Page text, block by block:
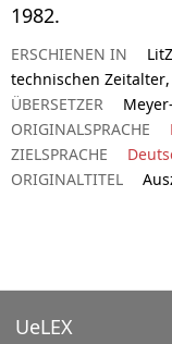
1982.
ERSCHIENEN IN
technischen Zeitalter,
ÜBERSETZER
ORIGINALSPRACHE
ZIELSPRACHE
ORIGINALTITEL
UeLEX